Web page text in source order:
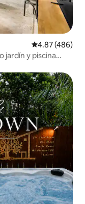
Calificación
4.87 (486)
jardín y piscina